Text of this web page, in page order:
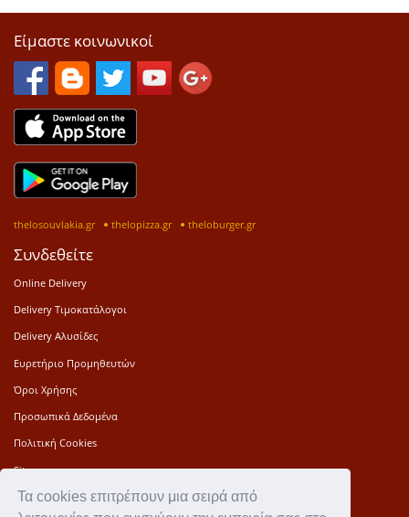
Τα cookies επιτρέπουν μια σειρά από
Είμαστε κοινωνικοί
thelosouvlakia.gr thelopizza.gr theloburger.gr
Συνδεθείτε
Online Delivery
Delivery Τιμοκατάλογοι
Delivery Αλυσίδες
Ευρετήριο Προμηθευτών
Όροι Χρήσης
Προσωπικά Δεδομένα
Πολιτική Cookies
Sitemap
Press Kit